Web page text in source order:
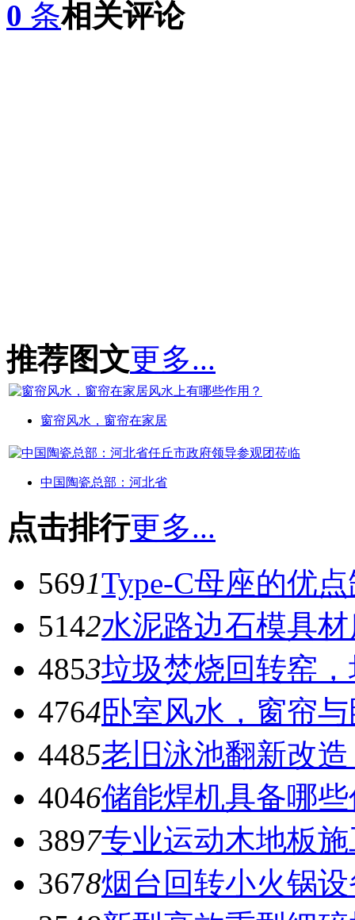
0 条相关评论
推荐图文更多...
窗帘风水，窗帘在家居
中国陶瓷总部：河北省
点击排行更多...
5691Type-C母座的优
5142水泥路边石模具
4853垃圾焚烧回转窑
4764卧室风水，窗帘
4485老旧泳池翻新改
4046储能焊机具备哪
3897专业运动木地板
3678烟台回转小火锅